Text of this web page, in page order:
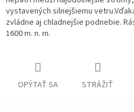
vystavených silnejšiemu
zvládne aj chladnejšie podnebie.
1600 m. n. m.
OPÝTAŤ SA STRÁŽIŤ